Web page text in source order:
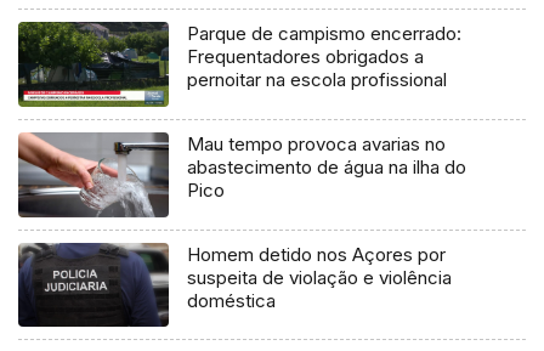
Parque de campismo encerrado:
Frequentadores obrigados a
pernoitar na escola profissional
Mau tempo provoca avarias no
abastecimento de água na ilha do
Pico
Homem detido nos Açores por
suspeita de violação e violência
doméstica